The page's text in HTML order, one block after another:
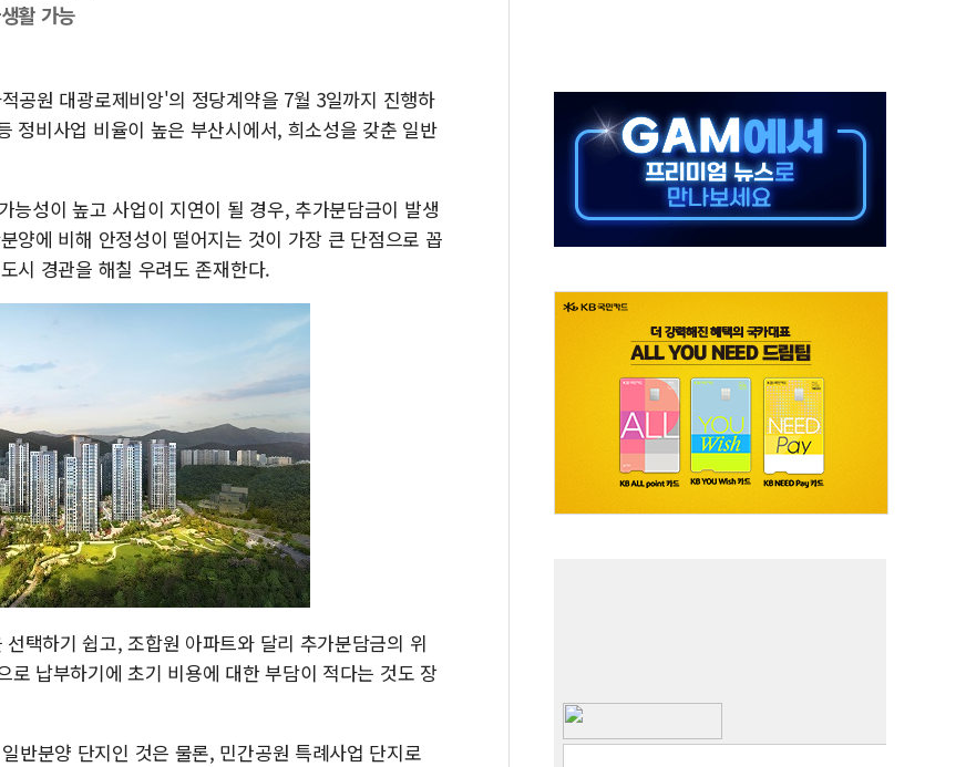
SKT, '8월 월간 럭키 페스타' 실시...휴대폰 결제 최대 6000원 할인
활 가능
공원 대광로제비앙'의 정당계약을 7월 3일까지 진행하
정비사업 비율이 높은 부산시에서, 희소성을 갖춘 일반
능성이 높고 사업이 지연이 될 경우, 추가분담금이 발생
양에 비해 안정성이 떨어지는 것이 가장 큰 단점으로 꼽
시 경관을 해칠 우려도 존재한다.
택하기 쉽고, 조합원 아파트와 달리 추가분담금의 위
로 납부하기에 초기 비용에 대한 부담이 적다는 것도 장
반분양 단지인 것은 물론, 민간공원 특례사업 단지로